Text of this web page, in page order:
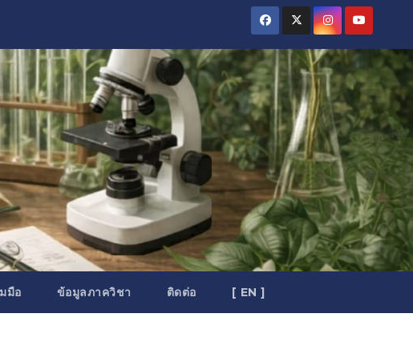
มือ ข้อมูลภาควิชา ติดต่อ [ EN ]